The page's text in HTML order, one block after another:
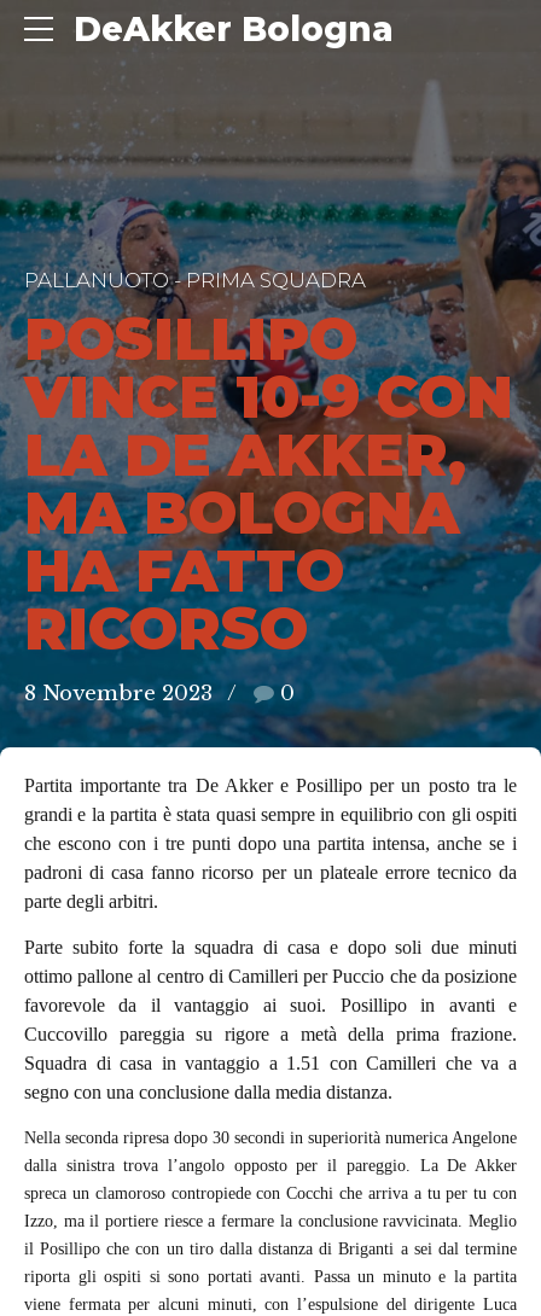
DeAkker Bologna
PALLANUOTO - PRIMA SQUADRA
POSILLIPO
VINCE 10-9 CON
LA DE AKKER,
MA BOLOGNA
HA FATTO
RICORSO
8 Novembre 2023 0
Partita importante tra De Akker e Posillipo per un posto tra le
grandi e la partita è stata quasi sempre in equilibrio con gli ospiti
che escono con i tre punti dopo una partita intensa, anche se i
padroni di casa fanno ricorso per un plateale errore tecnico da
parte degli arbitri.
Parte subito forte la squadra di casa e dopo soli due minuti
ottimo pallone al centro di Camilleri per Puccio che da posizione
favorevole da il vantaggio ai suoi. Posillipo in avanti e
Cuccovillo pareggia su rigore a metà della prima frazione.
Squadra di casa in vantaggio a 1.51 con Camilleri che va a
segno con una conclusione dalla media distanza.
Nella seconda ripresa dopo 30 secondi in superiorità numerica Angelone
dalla sinistra trova l’angolo opposto per il pareggio. La De Akker
spreca un clamoroso contropiede con Cocchi che arriva a tu per tu con
Izzo, ma il portiere riesce a fermare la conclusione ravvicinata. Meglio
il Posillipo che con un tiro dalla distanza di Briganti a sei dal termine
riporta gli ospiti si sono portati avanti. Passa un minuto e la partita
viene fermata per alcuni minuti, con l’espulsione del dirigente Luca